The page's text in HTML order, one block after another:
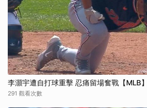
李灝宇遭自打球重擊 忍痛留場奮戰【MLB
291 觀看次數